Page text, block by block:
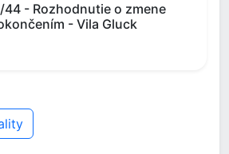
- Rozhodnutie o zmene
- Vila Gluck